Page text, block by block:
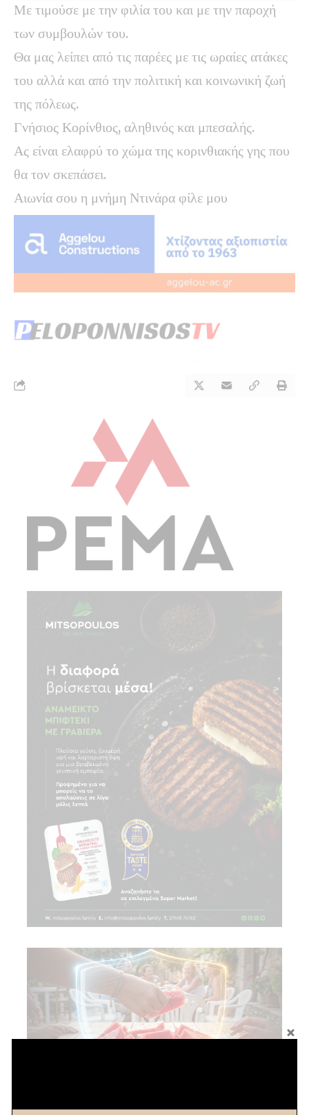
Με τιμούσε με την φιλία του και με την παροχή
των συμβουλών του.
Θα μας λείπει από τις παρέες με τις ωραίες ατάκες
του αλλά και από την πολιτική και κοινωνική ζωή
της πόλεως.
Γνήσιος Κορίνθιος, αληθινός και μπεσαλής.
Ας είναι ελαφρύ το χώμα της κορινθιακής γης που
θα τον σκεπάσει.
Αιωνία σου η μνήμη Ντινάρα φίλε μου